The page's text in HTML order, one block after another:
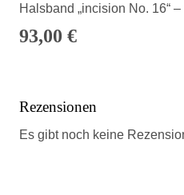
Halsband „incision No. 16“
93,00 €
Rezensionen
Es gibt noch keine